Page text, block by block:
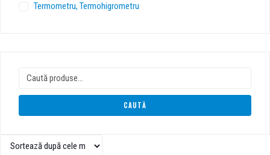
Termometru, Termohigrometru
u
u
CAUTĂ